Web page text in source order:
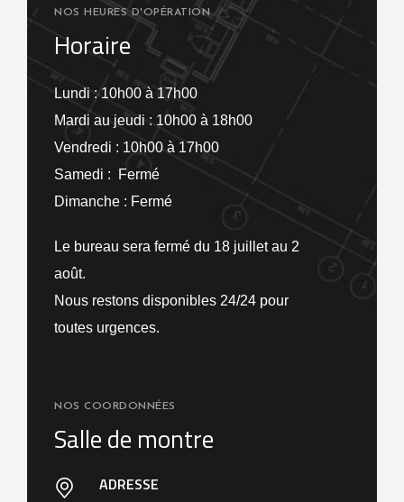
NOS HEURES D'OPÉRATION
Horaire
Lundi : 10h00 à 17h00
Mardi au jeudi : 10h00 à 18h00
Vendredi : 10h00 à 17h00
Samedi : Fermé
Dimanche : Fermé
Le bureau sera fermé du 18 juillet au 2
août.
Nous restons disponibles 24/24 pour
toutes urgences.
NOS COORDONNÉES
Salle de montre
ADRESSE